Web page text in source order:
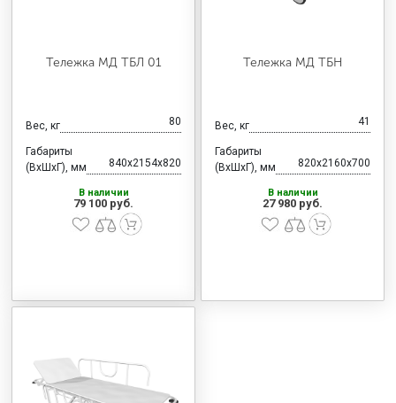
Тележка МД ТБЛ 01
Вес, кг 80
Габариты
(ВхШхГ), мм
840x2154x820
В наличии
79 100 руб.
Тележка МД ТБН
Вес, кг 41
Габариты
(ВхШхГ), мм
820x2160x700
В наличии
27 980 руб.